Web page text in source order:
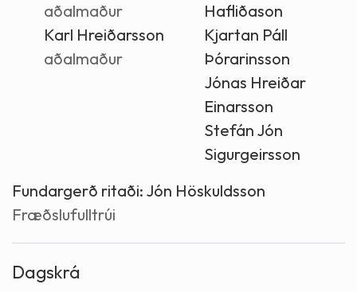
aðalmaður
Karl Hreiðarsson
aðalmaður
Hafliðason
Kjartan Páll
Þórarinsson
Jónas Hreiðar
Einarsson
Stefán Jón
Sigurgeirsson
Fundargerð ritaði: Jón Höskuldsson
Fræðslufulltrúi
Dagskrá